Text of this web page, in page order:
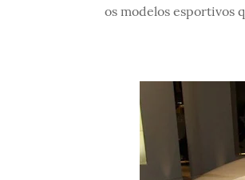
os modelos esportivos